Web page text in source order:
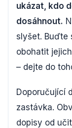
ukázat, kdo
dosáhnout.
slyšet. Buďte
obohatit
– dejte do
Doporučující
zastávka.
dopisy od